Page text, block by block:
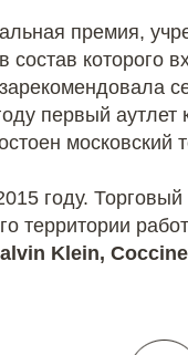
премия,
которого
первый аутлет
московский
году.
территории
Klein,